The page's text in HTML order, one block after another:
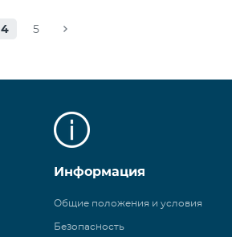
4 5
Информация
Общие положения и условия
Безопасность